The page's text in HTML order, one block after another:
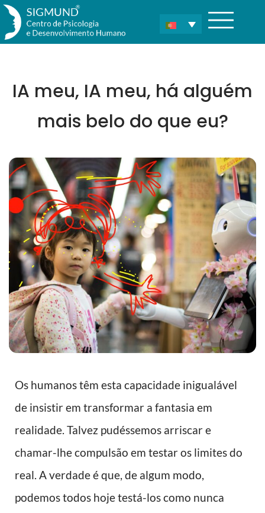
IA meu, IA meu, há alguém
mais belo do que eu?
Os humanos têm esta capacidade inigualável
de insistir em transformar a fantasia em
realidade. Talvez pudéssemos arriscar e
chamar-lhe compulsão em testar os limites do
real. A verdade é que, de algum modo,
podemos todos hoje testá-los como nunca